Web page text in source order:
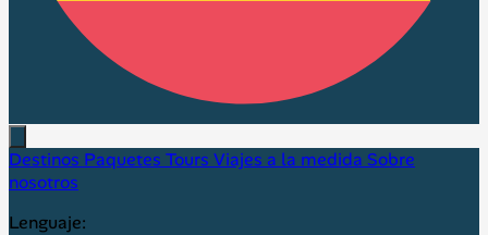
Destinos Paquetes Tours Viajes a la medida Sobre
nosotros
Lenguaje: